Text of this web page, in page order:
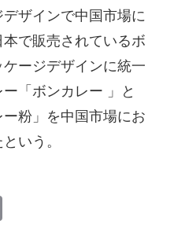
ザインで中国市場に
で販売されているボ
ージデザインに統一
「ボンカレー 」と
ー粉」を中国市場にお
いう。